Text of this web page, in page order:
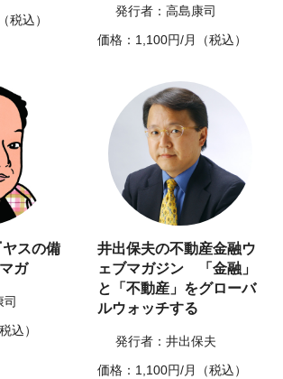
税込）
発行者：高島康司
価格：1,100円/月（税込）
スの備
ガ
込）
井出保夫の不動産金融ウ
ェブマガジン 「金融」
と「不動産」をグローバ
ルウォッチする
発行者：井出保夫
価格：1,100円/月（税込）